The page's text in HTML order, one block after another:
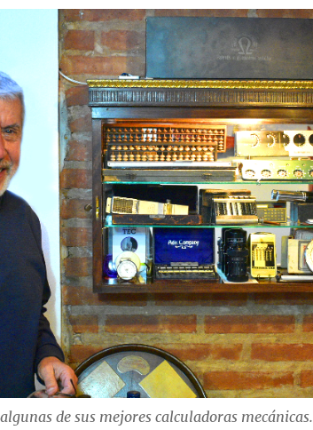
de sus mejores calculadoras mecánicas.